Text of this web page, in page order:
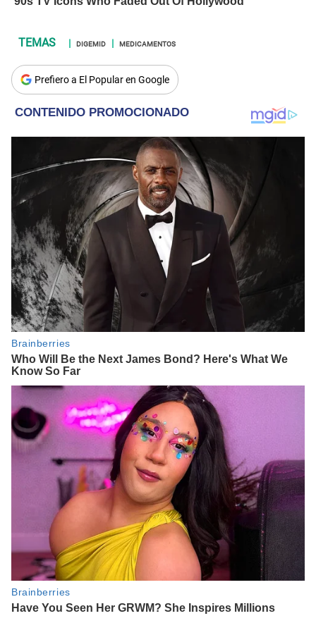
DIGEMID MEDICAMENTOS
Prefiero a El Popular en Google